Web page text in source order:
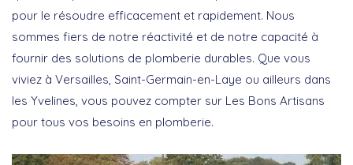
pour le résoudre efficacement et rapidement. Nous
sommes fiers de notre réactivité et de notre capacité à
fournir des solutions de plomberie durables. Que vous
viviez à Versailles, Saint-Germain-en-Laye ou ailleurs dans
les Yvelines, vous pouvez compter sur Les Bons Artisans
pour tous vos besoins en plomberie.